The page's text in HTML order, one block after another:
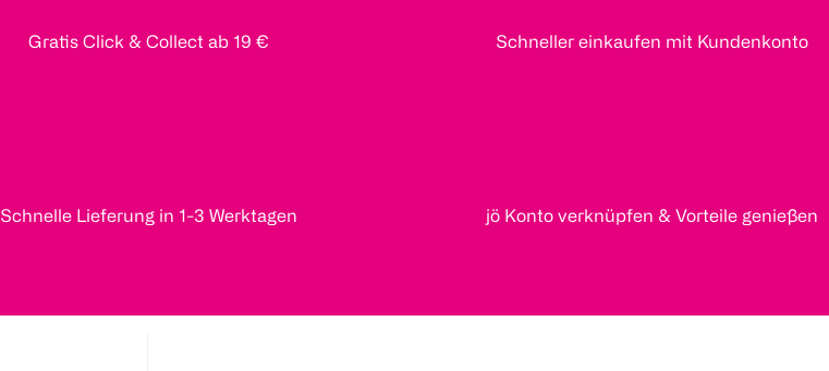
Gratis Click & Collect ab 19 € Schneller einkaufen mit Kundenkonto
Schnelle Lieferung in 1-3 Werktagen jö Konto verknüpfen & Vorteile genießen